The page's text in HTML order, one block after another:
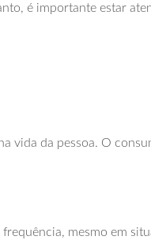
é importante estar
vida da pessoa. O
frequência, mesmo em